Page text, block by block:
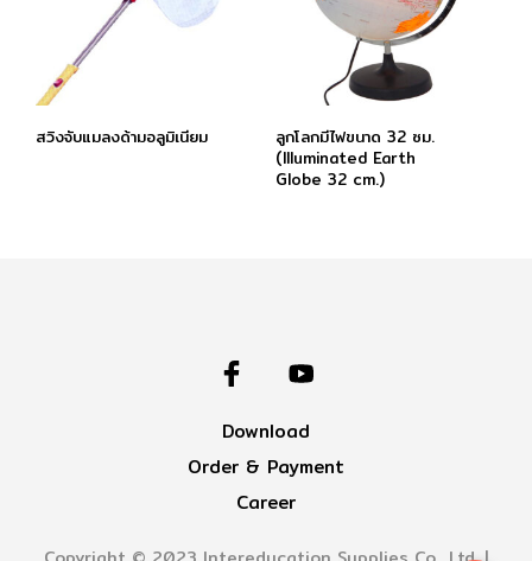
สวิงจับแมลงด้ามอลูมิเนียม
ลูกโลกมีไฟขนาด 32 ซม.
(Illuminated Earth
Globe 32 cm.)
Download
Order & Payment
Career